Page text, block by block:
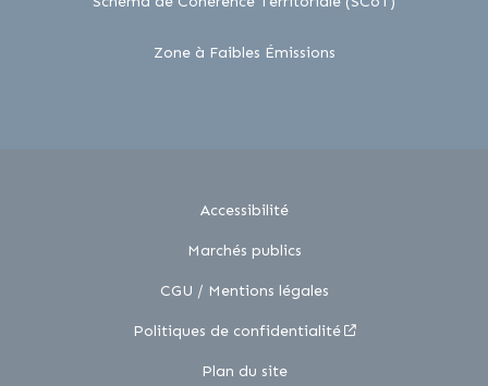
Zone à Faibles Émissionslien externe
Accessibilité
Marchés publics
CGU / Mentions légales
Politiques de confidentialité
Plan du site